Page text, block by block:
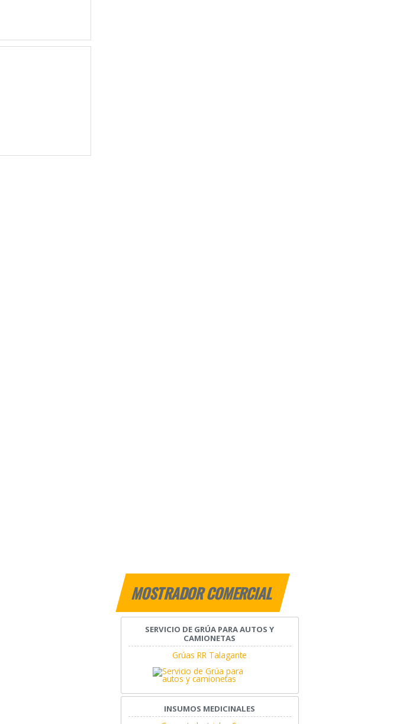
MOSTRADOR COMERCIAL
SERVICIO DE GRÚA PARA AUTOS Y
CAMIONETAS
Grúas RR Talagante
INSUMOS MEDICINALES